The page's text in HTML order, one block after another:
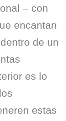
– con
encantan
de un
es lo
estas